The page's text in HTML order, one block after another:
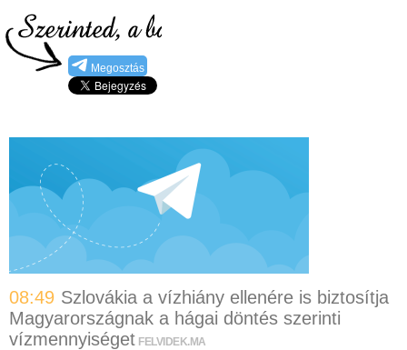
Megosztás
08:49 Szlovákia a vízhiány ellenére is biztosítja
Magyarországnak a hágai döntés szerinti
vízmennyiséget FELVIDEK.MA